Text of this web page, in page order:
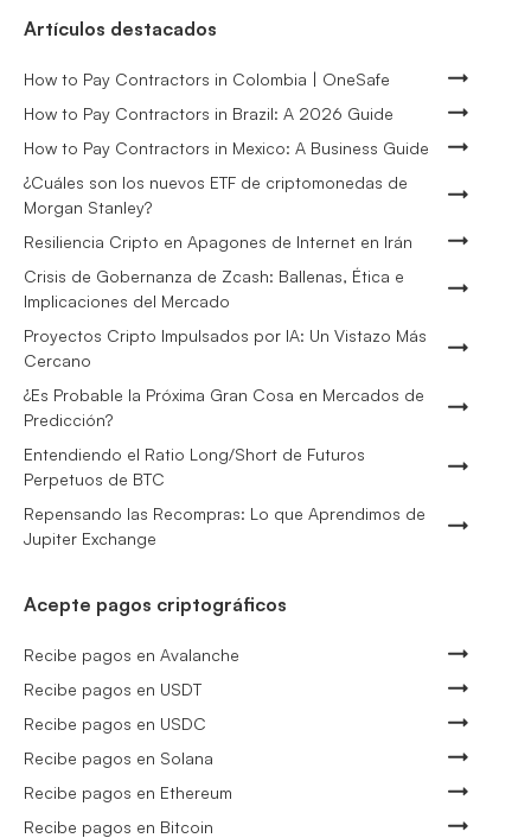
Artículos destacados
How to Pay Contractors in Colombia | OneSafe
How to Pay Contractors in Brazil: A 2026 Guide
How to Pay Contractors in Mexico: A Business Guide
¿Cuáles son los nuevos ETF de criptomonedas de
Morgan Stanley?
Resiliencia Cripto en Apagones de Internet en Irán
Crisis de Gobernanza de Zcash: Ballenas, Ética e
Implicaciones del Mercado
Proyectos Cripto Impulsados por IA: Un Vistazo Más
Cercano
¿Es Probable la Próxima Gran Cosa en Mercados de
Predicción?
Entendiendo el Ratio Long/Short de Futuros
Perpetuos de BTC
Repensando las Recompras: Lo que Aprendimos de
Jupiter Exchange
Acepte pagos criptográficos
Recibe pagos en Avalanche
Recibe pagos en USDT
Recibe pagos en USDC
Recibe pagos en Solana
Recibe pagos en Ethereum
Recibe pagos en Bitcoin